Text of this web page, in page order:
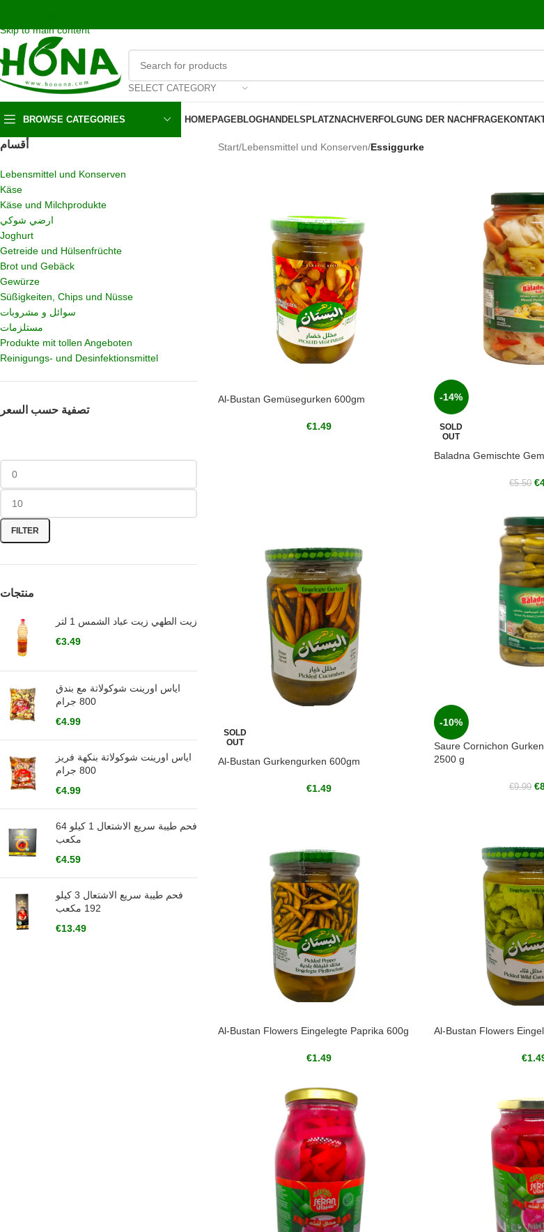
Skip to main content
SELECT CATEGORY
BROWSE CATEGORIES HOMEPAGEBLOGHANDELSPLATZNACHVERFOLGUNG DER NACHFRAGE
أقسام
Lebensmittel und Konserven
Käse
Käse und Milchprodukte
ارضي شوكي
Joghurt
Getreide und Hülsenfrüchte
Brot und Gebäck
Gewürze
Süßigkeiten, Chips und Nüsse
سوائل و مشروبات
مستلزمات
Produkte mit tollen Angeboten
Reinigungs- und Desinfektionsmittel
تصفية حسب السعر
FILTER
منتجات
زيت الطهي زيت عباد الشمس 1 لتر
€3.49
اياس اورينت شوكولاتة مع بندق
800 جرام
€4.99
اياس اورينت شوكولاتة بنكهة فريز
800 جرام
€4.99
فحم طيبة سريع الاشتعال 1 كيلو 64
مكعب
€4.59
فحم طيبة سريع الاشتعال 3 كيلو
192 مكعب
€13.49
Start/Lebensmittel und Konserven/Essiggurke
Al-Bustan Gemüsegurken 600gm
€1.49
-14%
SOLD
OUT
Baladna Gemischte
€5.50 €
SOLD
OUT
Al-Bustan Gurkengurken 600gm
€1.49
-10%
Saure Cornichon
2500 g
€9.99 €
Al-Bustan Flowers Eingelegte Paprika 600g
€1.49
Al-Bustan Flowers
€